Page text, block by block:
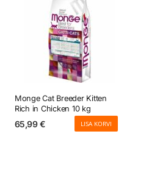
Monge Cat Breeder Kitten
Rich in Chicken 10 kg
65,99€ LISA KORVI